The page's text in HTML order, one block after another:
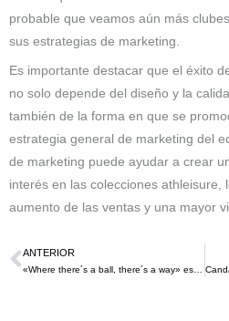
probable que veamos aún más
sus estrategias de marketing.
Es importante destacar que el éxito
no solo depende del diseño y la
también de la forma en que se
estrategia general de marketing del
de marketing puede ayudar a crear
interés en las colecciones athleisure,
aumento de las ventas y una mayor
Ant
ANTERIOR